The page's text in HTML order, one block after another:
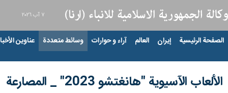
٧ آب ٢٠٢٦
الصفحة الرئيسية إيران العالم آراء و حوارات وسائط متعددة عناوين
الألعاب الآسيوية "هانغتشو 2023" _ المصارعة